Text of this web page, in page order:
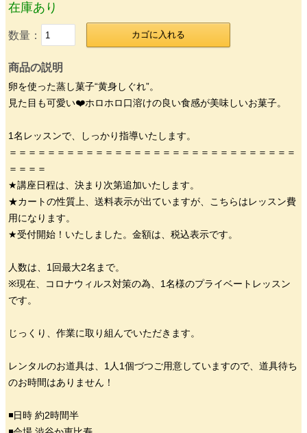
在庫あり
数量： カゴに入れる
商品の説明
卵を使った蒸し菓子“黄身しぐれ”。
見た目も可愛い❤️ホロホロ口溶けの良い食感が美味しいお菓子。
1名レッスンで、しっかり指導いたします。
＝＝＝＝＝＝＝＝＝＝＝＝＝＝＝＝＝＝＝＝＝＝＝＝＝＝＝＝＝＝
＝＝＝＝
★講座日程は、決まり次第追加いたします。
★カートの性質上、送料表示が出ていますが、こちらはレッスン費
用になります。
★受付開始！いたしました。金額は、税込表示です。
人数は、1回最大2名まで。
※現在、コロナウィルス対策の為、1名様のプライベートレッスン
です。
じっくり、作業に取り組んでいただきます。
レンタルのお道具は、1人1個づつご用意していますので、道具待ち
のお時間はありません！
◾️日時 約2時間半